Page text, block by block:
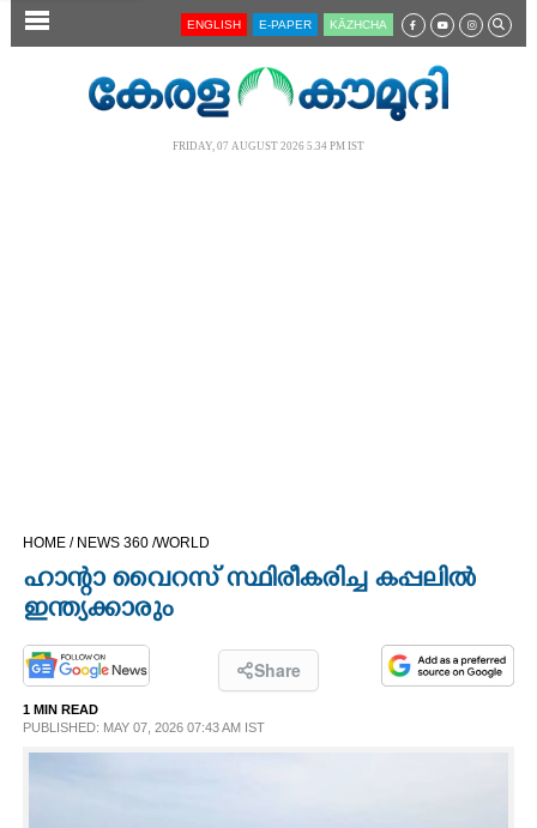
SECTIONS
OPINION
ENGLISH E-PAPER KĀZHCHA
FRIDAY, 07 AUGUST 2026 5.34 PM IST
HOME / NEWS 360 /WORLD
ഹാന്റാ വൈറസ് സ്ഥിരീകരിച്ച കപ്പലിൽ
ഇന്ത്യക്കാരും
Share
1 MIN READ
PUBLISHED: MAY 07, 2026 07:43 AM IST